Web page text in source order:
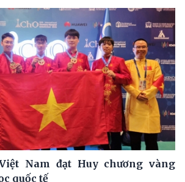
Nam đạt Huy chương vàng
quốc tế